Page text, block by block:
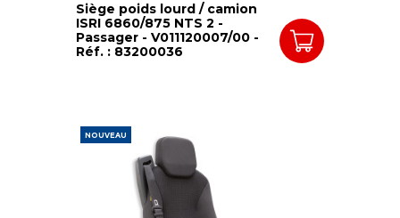
Siège poids lourd / camion
ISRI 6860/875 NTS 2 -
Passager - V011120007/00 -
Réf. : 83200036
NOUVEAU